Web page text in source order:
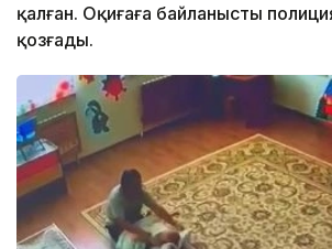
қалған. Оқиғаға байланысты
қозғады.